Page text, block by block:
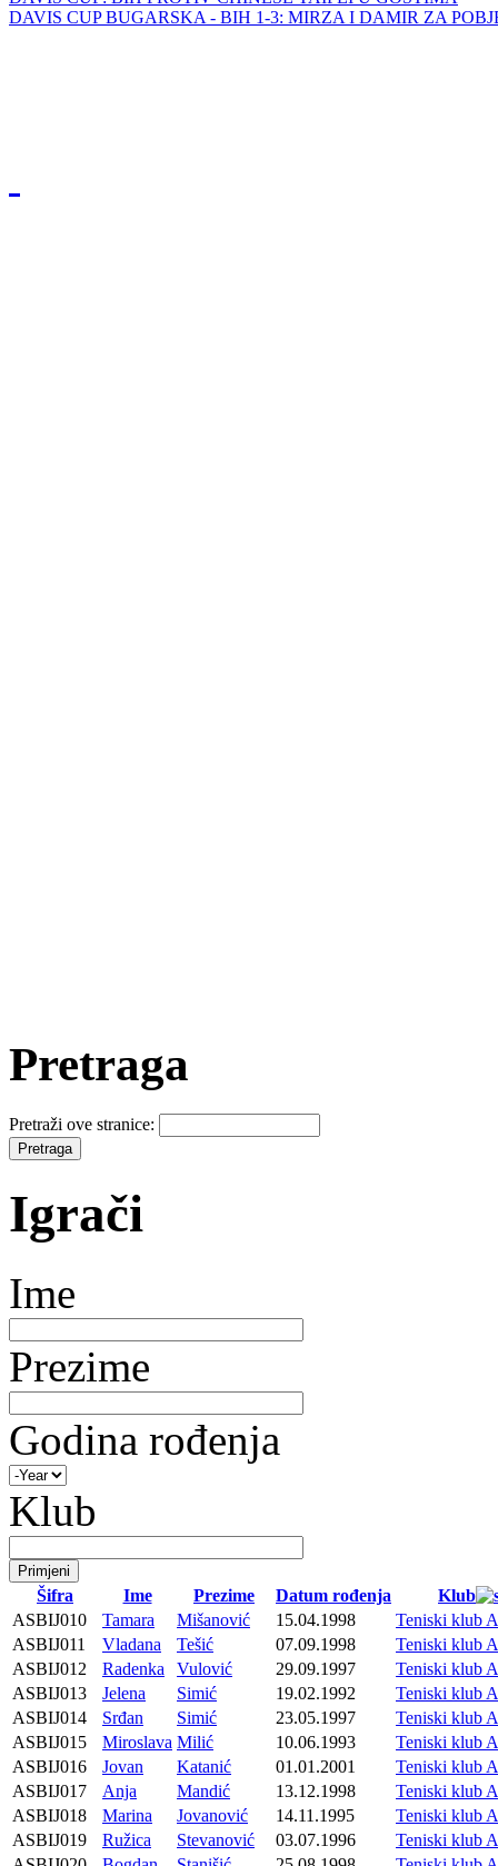
DAVIS CUP BUGARSKA - BIH 1-3: MIRZA I DAMIR ZA
Pretraga
Pretraži ove stranice:
Igrači
Ime
Prezime
Godina rođenja
Klub
Šifra Ime Prezime Datum rođenja
Klub
ASBIJ010
Tamara Mišanović 15.04.1998
Teniski klub
ASBIJ011
Vladana Tešić 07.09.1998
Teniski klub
ASBIJ012
Radenka Vulović 29.09.1997
Teniski klub
ASBIJ013
Jelena Simić 19.02.1992
Teniski klub
ASBIJ014
Srđan Simić 23.05.1997
Teniski klub
ASBIJ015
Miroslava Milić 10.06.1993
Teniski klub
ASBIJ016
Jovan Katanić 01.01.2001
Teniski klub
ASBIJ017
Anja Mandić 13.12.1998
Teniski klub
ASBIJ018
Marina Jovanović 14.11.1995
Teniski klub
ASBIJ019
Ružica Stevanović 03.07.1996
Teniski klub